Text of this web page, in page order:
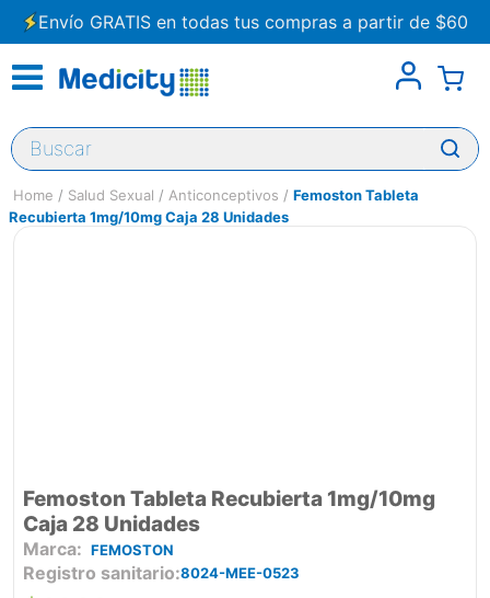
Envío GRATIS en todas tus compras a partir de $60
Buscar
Salud Sexual Anticonceptivos
Femoston Tableta
Recubierta 1mg/10mg Caja 28 Unidades
Femoston Tableta Recubierta 1mg/10mg
Caja 28 Unidades
FEMOSTON
Registro sanitario 8024-MEE-0523